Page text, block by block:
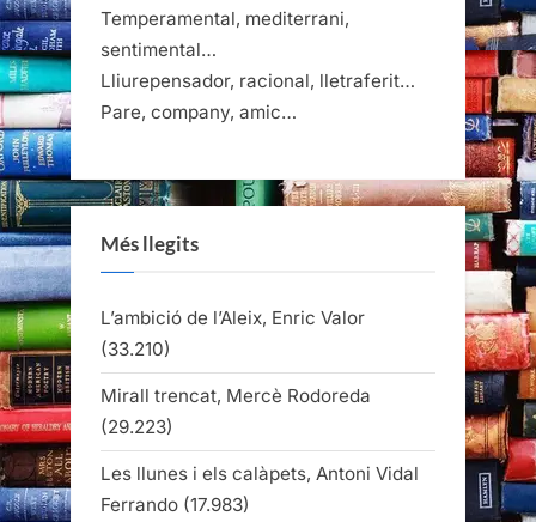
Temperamental, mediterrani,
sentimental…
Lliurepensador, racional, lletraferit…
Pare, company, amic…
Més llegits
L’ambició de l’Aleix, Enric Valor
(33.210)
Mirall trencat, Mercè Rodoreda
(29.223)
Les llunes i els calàpets, Antoni Vidal
Ferrando (17.983)